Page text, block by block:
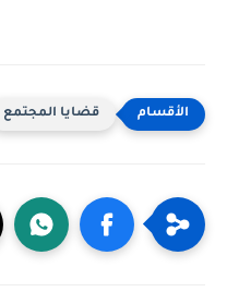
قضايا المجتمع